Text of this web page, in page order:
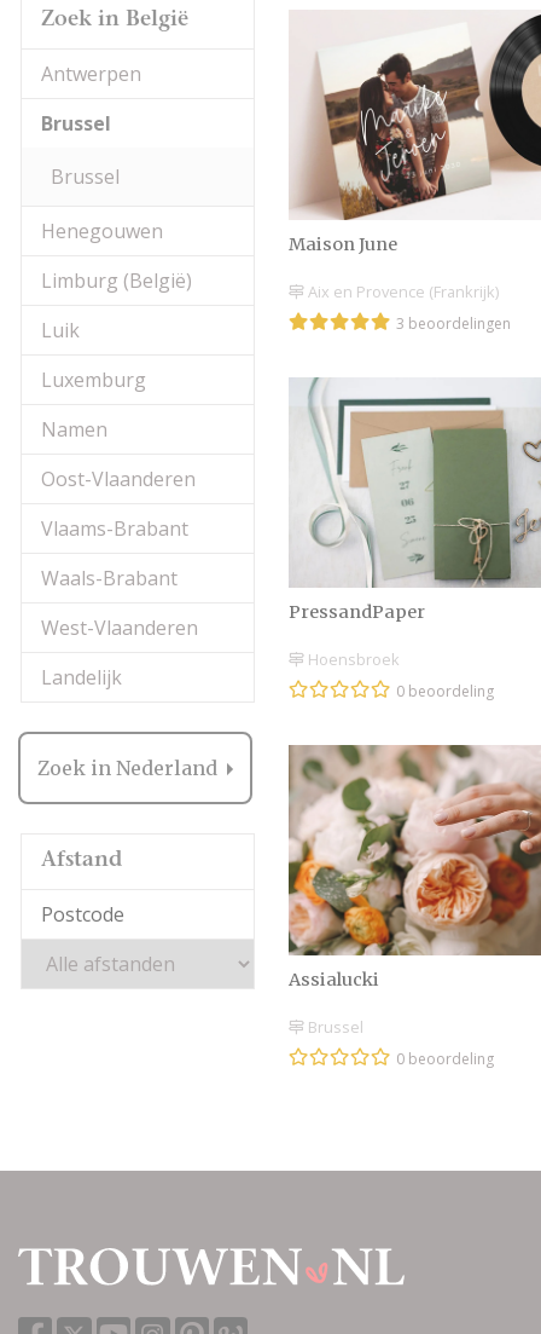
Zoek in België
Antwerpen
Brussel
Brussel
Henegouwen
Limburg (België)
Luik
Luxemburg
Namen
Oost-Vlaanderen
Vlaams-Brabant
Waals-Brabant
West-Vlaanderen
Landelijk
Zoek in Nederland
Afstand
Maison June
Aix en Provence (Frankrijk)
3 beoordelingen
PressandPaper
Hoensbroek
0 beoordeling
Assialucki
Brussel
0 beoordeling